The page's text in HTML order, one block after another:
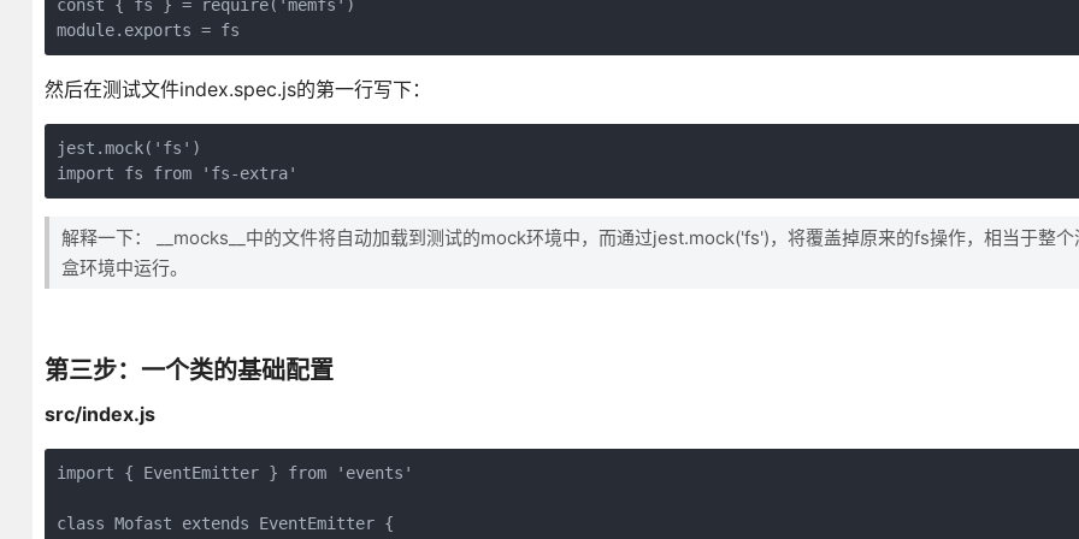
const { fs } = require('memfs')
module.exports = fs
然后在测试文件index.spec.js的第一行写下：
jest.mock('fs')
import fs from 'fs-extra'
解释一下： __mocks__中的文件将自动加载到测试的mock环境中，而通过jest.mock('fs')，将覆盖掉原来的fs操作，相当于整个
盒环境中运行。
第三步：一个类的基础配置
src/index.js
import { EventEmitter } from 'events'
class Mofast extends EventEmitter {